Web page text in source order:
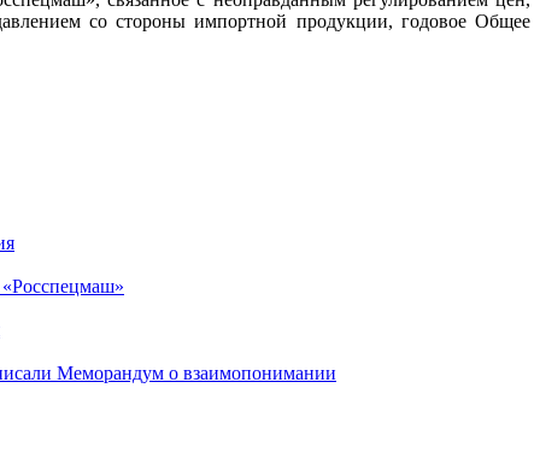
со стороны импортной продукции, годовое Общее
Меморандум о взаимопонимании